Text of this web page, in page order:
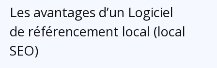
Les avantages d’un Logiciel
de référencement local (local
SEO)